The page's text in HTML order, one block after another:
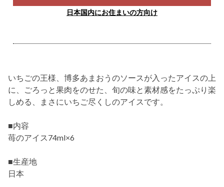
日本国内にお住まいの方向け
いちごの王様、博多あまおうのソースが入ったアイスの上
に、ごろっと果肉をのせた、旬の味と素材感をたっぷり楽
しめる、まさにいちご尽くしのアイスです。
■内容
苺のアイス74ml×6
■生産地
日本